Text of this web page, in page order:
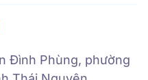
Đình Phùng, phường